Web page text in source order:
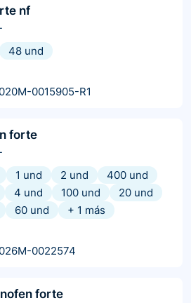
nf
48 und
0015905-R1
forte
1 und 2 und
400 und
4 und 100 und
20 und
60 und + 1 más
0022574
forte